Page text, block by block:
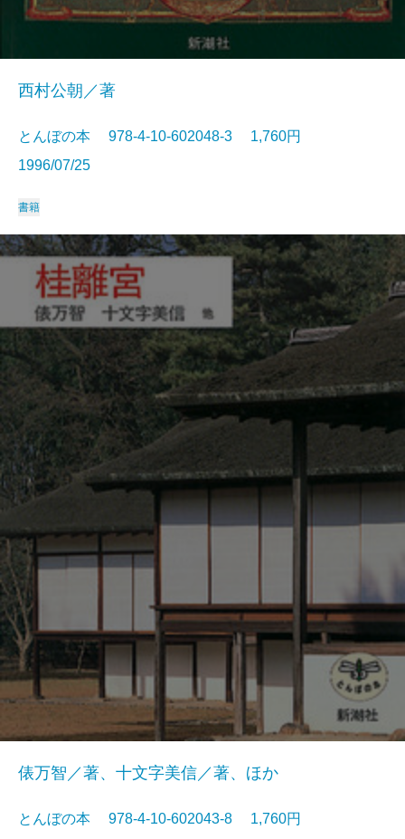
西村公朝／著
とんぼの本 978-4-10-602048-3 1,760円
1996/07/25
書籍
俵万智／著、十文字美信／著、ほか
とんぼの本 978-4-10-602043-8 1,760円